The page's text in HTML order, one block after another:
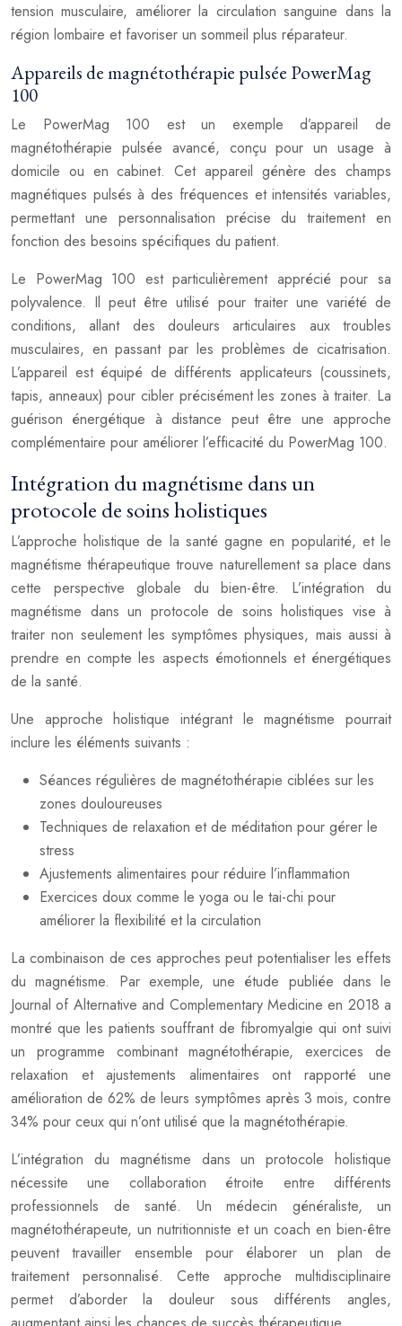
tension musculaire, améliorer la circulation sanguine dans la
région lombaire et favoriser un sommeil plus réparateur.
Appareils de magnétothérapie pulsée PowerMag
100
Le PowerMag 100 est un exemple d’appareil de
magnétothérapie pulsée avancé, conçu pour un usage à
domicile ou en cabinet. Cet appareil génère des champs
magnétiques pulsés à des fréquences et intensités variables,
permettant une personnalisation précise du traitement en
fonction des besoins spécifiques du patient.
Le PowerMag 100 est particulièrement apprécié pour sa
polyvalence. Il peut être utilisé pour traiter une variété de
conditions, allant des douleurs articulaires aux troubles
musculaires, en passant par les problèmes de cicatrisation.
L’appareil est équipé de différents applicateurs (coussinets,
tapis, anneaux) pour cibler précisément les zones à traiter. La
guérison énergétique à distance peut être une approche
complémentaire pour améliorer l’efficacité du PowerMag 100.
Intégration du magnétisme dans un
protocole de soins holistiques
L’approche holistique de la santé gagne en popularité, et le
magnétisme thérapeutique trouve naturellement sa place dans
cette perspective globale du bien-être. L’intégration du
magnétisme dans un protocole de soins holistiques vise à
traiter non seulement les symptômes physiques, mais aussi à
prendre en compte les aspects émotionnels et énergétiques
de la santé.
Une approche holistique intégrant le magnétisme pourrait
inclure les éléments suivants :
Séances régulières de magnétothérapie ciblées sur les
zones douloureuses
Techniques de relaxation et de méditation pour gérer le
stress
Ajustements alimentaires pour réduire l’inflammation
Exercices doux comme le yoga ou le tai-chi pour
améliorer la flexibilité et la circulation
La combinaison de ces approches peut potentialiser les effets
du magnétisme. Par exemple, une étude publiée dans le
Journal of Alternative and Complementary Medicine en 2018 a
montré que les patients souffrant de fibromyalgie qui ont suivi
un programme combinant magnétothérapie, exercices de
relaxation et ajustements alimentaires ont rapporté une
amélioration de 62% de leurs symptômes après 3 mois, contre
34% pour ceux qui n’ont utilisé que la magnétothérapie.
L’intégration du magnétisme dans un protocole holistique
nécessite une collaboration étroite entre différents
professionnels de santé. Un médecin généraliste, un
magnétothérapeute, un nutritionniste et un coach en bien-être
peuvent travailler ensemble pour élaborer un plan de
traitement personnalisé. Cette approche multidisciplinaire
permet d’aborder la douleur sous différents angles,